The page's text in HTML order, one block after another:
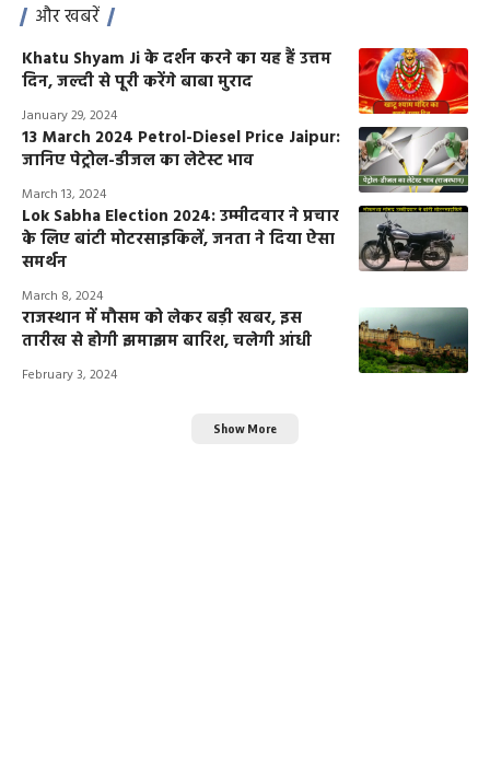
और खबरें
Khatu Shyam Ji के दर्शन करने का यह हैं उत्तम
दिन, जल्दी से पूरी करेंगे बाबा मुराद
January 29, 2024
13 March 2024 Petrol-Diesel Price Jaipur:
जानिए पेट्रोल-डीजल का लेटेस्ट भाव
March 13, 2024
Lok Sabha Election 2024: उम्मीदवार ने प्रचार
के लिए बांटी मोटरसाइकिलें, जनता ने दिया ऐसा
समर्थन
March 8, 2024
राजस्थान में मौसम को लेकर बड़ी खबर, इस
तारीख से होगी झमाझम बारिश, चलेगी आंधी
February 3, 2024
Show More